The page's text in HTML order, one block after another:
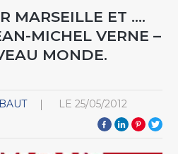
MARSEILLE ET ....
MICHEL VERNE –
MONDE.
LE 25/05/2012